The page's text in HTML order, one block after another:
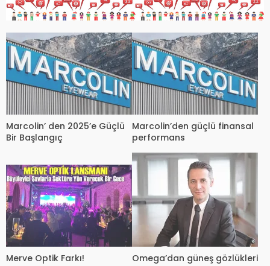
Marcolin’ den 2025’e Güçlü
Bir Başlangıç
Marcolin’den güçlü finansal
performans
Merve Optik Farkı!
Omega’dan güneş gözlükleri